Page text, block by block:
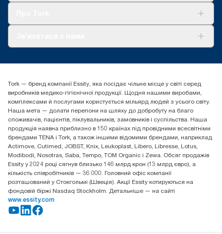
(+38) 044 490 55 66
Essity Україна
04071 м. Київ, вул. Григорія Сковороди 19,
Тел. +38 044 490 55 66
Tork — бренд компанії Essity, яка посідає чільне місце у світі серед
виробників медико-гігієнічної продукції. Щодня нашими виробами,
комплексами й послугами користується мільярд людей з усього світу.
Наша мета — долати перепони на шляху до добробуту на благо
споживачів, пацієнтів, піклувальників, замовників і суспільства. Наша
продукція наявна приблизно в 150 країнах під провідними всесвітніми
брендами TENA і Tork, а також іншими відомими брендами, наприклад
Actimove, Cutimed, JOBST, Knix, Leukoplast, Libero, Libresse, Lotus,
Modibodi, Nosotras, Saba, Tempo, TOM Organic і Zewa. Обсяг продажів
Essity у 2024 році сягнув близько 146 млрд крон (13 млрд євро), а
кількість співробітників — 36 000. Головний офіс компанії
розташований у Стокгольмі (Швеція). Акції Essity котируються на
фондовій біржі Nasdaq Stockholm. Детальніше — на сайті
www.essity.com